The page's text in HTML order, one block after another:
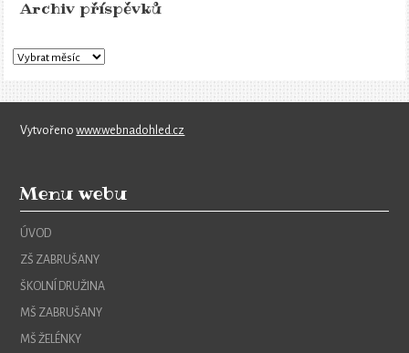
Archiv příspěvků
Vytvořenowww.webnadohled.cz
Menu webu
ÚVOD
ZŠ ZABRUŠANY
ŠKOLNÍ DRUŽINA
MŠ ZABRUŠANY
MŠ ŽELÉNKY